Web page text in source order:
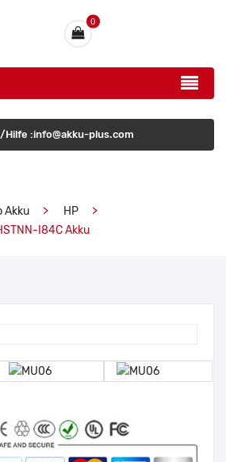
0
Hilfe :info@akku-plus.com
Akku
HP
I84C Akku